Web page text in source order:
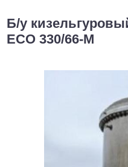
Б/у
ECO 330/66-М